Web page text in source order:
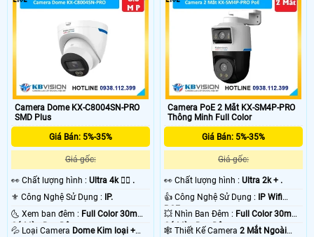
Camera Dome KX-C8004SN-PRO
SMD Plus
Giá Bán: 5%-35%
Giá gốc:
️👀 Chất lượng hình : Ultra 4k 👍🏾 .
⚜️ Công Nghệ Sử Dụng :
IP.
🌜 Xem ban đêm : Full Color 30m
Có Màu Ban Ðêm.
💦 Loại Camera Dome Kim loại +
Camera PoE 2 Mắt KX-SM4P-PRO
Thông Minh Full Color
Giá Bán: 5%-35%
Giá gốc:
️👀 Chất lượng hình :Ultra 2k + .
👍 Công Nghệ Sử Dụng :
IP Wifi
POE.
💥 Nhìn Ban Đêm : Full Color 30m
Có Màu Ban Ðêm.
🕸️ Thiết Kế Camera2 Mắt Ngoài